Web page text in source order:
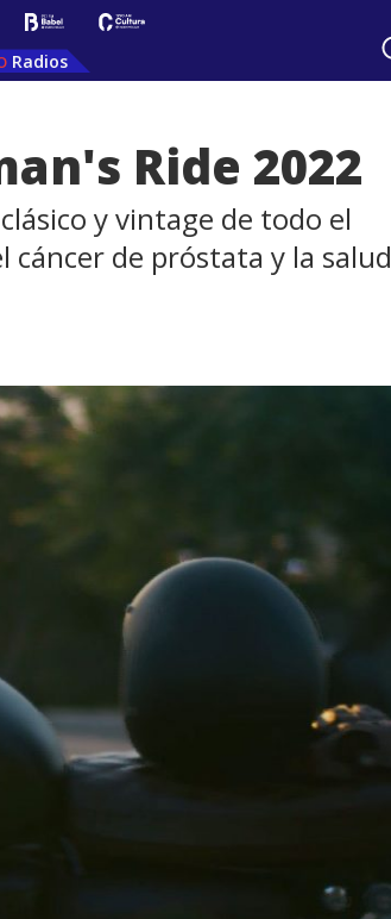
Radios
Ride 2022
y vintage de todo el
de próstata y la salud